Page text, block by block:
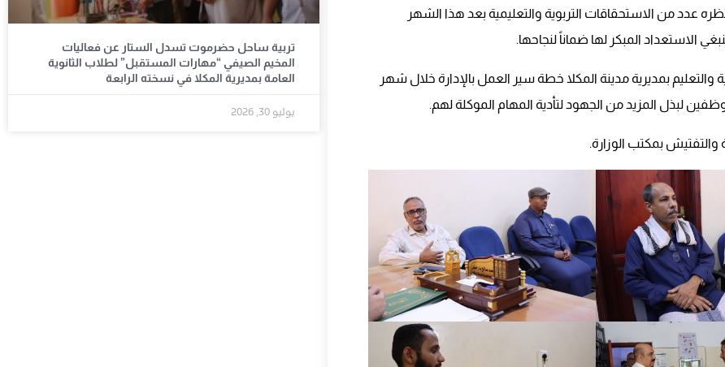
عدد من الاستحقاقات التربوية والتعليمية بعد هذا الشهر
بمديرية مدينة المكلا خطة سير العمل بالإدارة خلال شهر
لبذل المزيد من الجهود لتأدية المهام الموكلة لهم.
والتفتيش بمكتب الوزارة.
تربية ساحل حضرموت تسدل الستار عن فعاليات
المخيم الصيفي “مهارات المستقبل” لطلاب الثانوية
العامة بمديرية المكلا في نسخته الرابعة
يوليو 30, 2026